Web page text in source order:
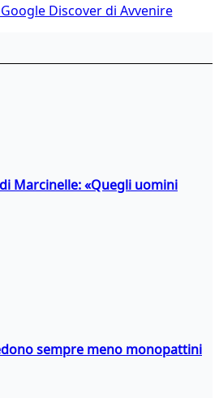
Discover di Avvenire
Marcinelle: «Quegli uomini
sempre meno monopattini